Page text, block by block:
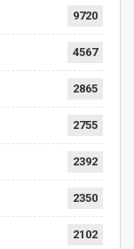
9720
4567
2865
2755
2392
2350
2102